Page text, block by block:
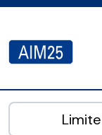
AIM25 - AtoM